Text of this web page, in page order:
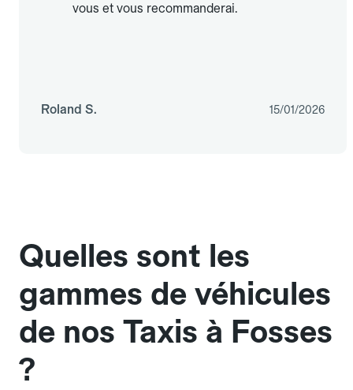
vous et vous recommanderai.
Roland S. 15/01/2026
Quelles sont les
gammes de véhicules
de nos Taxis à Fosses
?